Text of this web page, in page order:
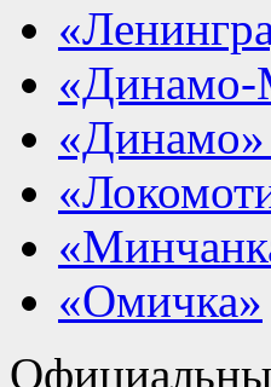
«Динамо-
«Омичка»